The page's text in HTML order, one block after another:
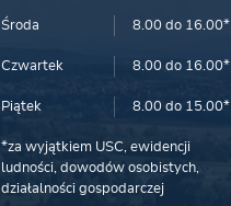
Środa 8.00 do 16.00*
Czwartek 8.00 do 16.00*
Piątek 8.00 do 15.00*
*za wyjątkiem USC, ewidencji
ludności, dowodów osobistych,
działalności gospodarczej